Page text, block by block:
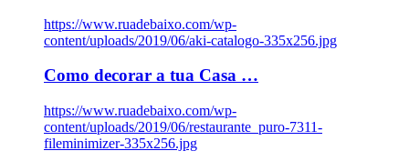
https://www.ruadebaixo.com/wp-
content/uploads/2019/06/aki-catalogo-335x256.jpg
Como decorar a tua Casa …
https://www.ruadebaixo.com/wp-
content/uploads/2019/06/restaurante_puro-7311-
fileminimizer-335x256.jpg